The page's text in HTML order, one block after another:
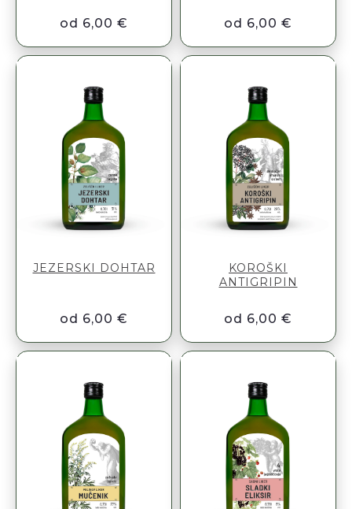
od 6,00 € od 6,00 €
JEZERSKI DOHTAR
od 6,00 €
KOROŠKI
ANTIGRIPIN
od 6,00 €